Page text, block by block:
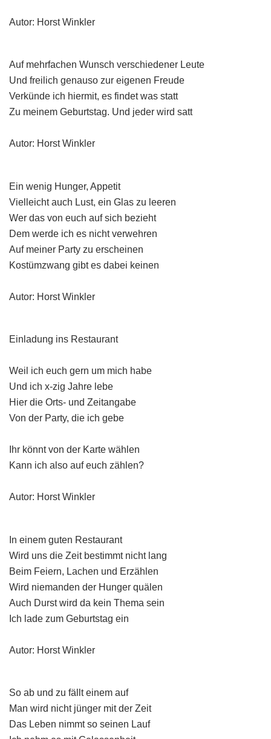
Autor: Horst Winkler
Auf mehrfachen Wunsch verschiedener Leute
Und freilich genauso zur eigenen Freude
Verkünde ich hiermit, es findet was statt
Zu meinem Geburtstag. Und jeder wird satt
Autor: Horst Winkler
Ein wenig Hunger, Appetit
Vielleicht auch Lust, ein Glas zu leeren
Wer das von euch auf sich bezieht
Dem werde ich es nicht verwehren
Auf meiner Party zu erscheinen
Kostümzwang gibt es dabei keinen
Autor: Horst Winkler
Einladung ins Restaurant
Weil ich euch gern um mich habe
Und ich x-zig Jahre lebe
Hier die Orts- und Zeitangabe
Von der Party, die ich gebe
Ihr könnt von der Karte wählen
Kann ich also auf euch zählen?
Autor: Horst Winkler
In einem guten Restaurant
Wird uns die Zeit bestimmt nicht lang
Beim Feiern, Lachen und Erzählen
Wird niemanden der Hunger quälen
Auch Durst wird da kein Thema sein
Ich lade zum Geburtstag ein
Autor: Horst Winkler
So ab und zu fällt einem auf
Man wird nicht jünger mit der Zeit
Das Leben nimmt so seinen Lauf